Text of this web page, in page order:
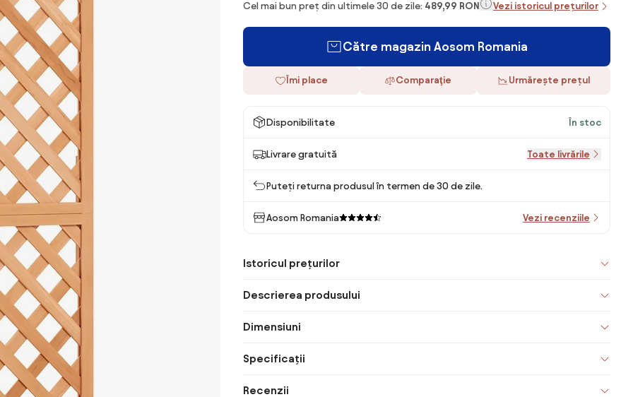
Cel mai bun preț din ultimele 30 de zile: 489,99 RON Vezi istoricul prețurilor
Către magazin Aosom Romania
Îmi place Comparaţie Urmărește prețul
Disponibilitate În stoc
Livrare gratuită Toate livrările
Puteți returna produsul în termen de 30 de zile.
Aosom Romania Vezi recenziile
Istoricul prețurilor
Descrierea produsului
Dimensiuni
Specificații
Recenzii